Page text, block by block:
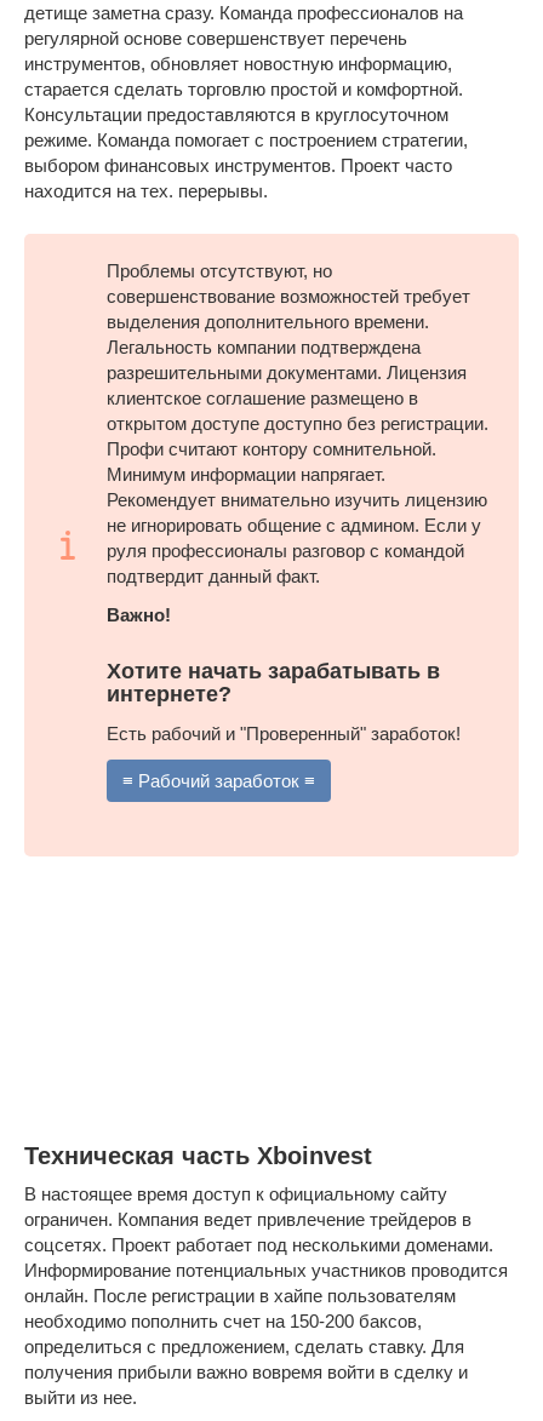
детище заметна сразу. Команда профессионалов на
регулярной основе совершенствует перечень
инструментов, обновляет новостную информацию,
старается сделать торговлю простой и комфортной.
Консультации предоставляются в круглосуточном
режиме. Команда помогает с построением стратегии,
выбором финансовых инструментов. Проект часто
находится на тех. перерывы.
Проблемы отсутствуют, но
совершенствование возможностей требует
выделения дополнительного времени.
Легальность компании подтверждена
разрешительными документами. Лицензия
клиентское соглашение размещено в
открытом доступе доступно без регистрации.
Профи считают контору сомнительной.
Минимум информации напрягает.
Рекомендует внимательно изучить лицензию
не игнорировать общение с админом. Если у
руля профессионалы разговор с командой
подтвердит данный факт.
Важно!
Хотите начать зарабатывать в
интернете?
Есть рабочий и "Проверенный" заработок!
≡ Рабочий заработок ≡
Техническая часть Xboinvest
В настоящее время доступ к официальному сайту
ограничен. Компания ведет привлечение трейдеров в
соцсетях. Проект работает под несколькими доменами.
Информирование потенциальных участников проводится
онлайн. После регистрации в хайпе пользователям
необходимо пополнить счет на 150-200 баксов,
определиться с предложением, сделать ставку. Для
получения прибыли важно вовремя войти в сделку и
выйти из нее.